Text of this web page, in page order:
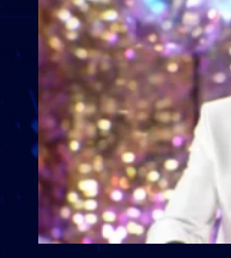
divorci apo jo?